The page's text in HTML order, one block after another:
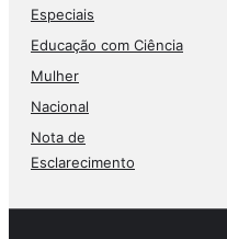
Especiais
Educação com Ciência
Mulher
Nacional
Nota de
Esclarecimento